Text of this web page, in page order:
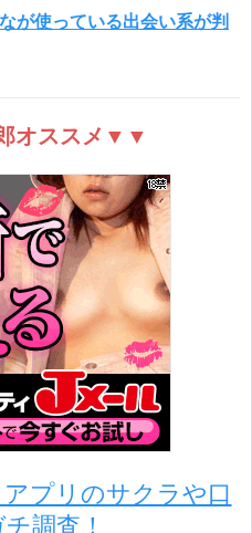
が使っている出会い系が判
オススメ▼▼
プリのサクラや口
調査！